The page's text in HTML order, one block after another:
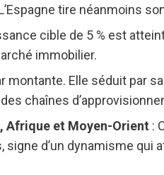
tire néanmoins
cible de 5 % est
immobilier.
montante. Elle séduit par
chaînes
Afrique et Moyen-Orient :
signe d’un dynamisme qui